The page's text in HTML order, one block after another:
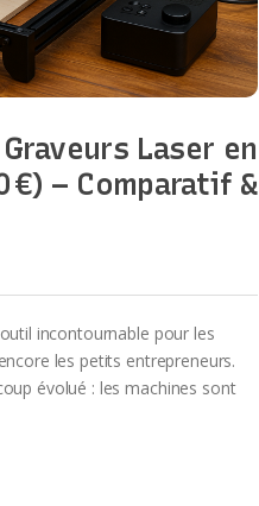
Laser en
€) – Comparatif &
incontournable pour les
les petits entrepreneurs.
évolué : les machines sont